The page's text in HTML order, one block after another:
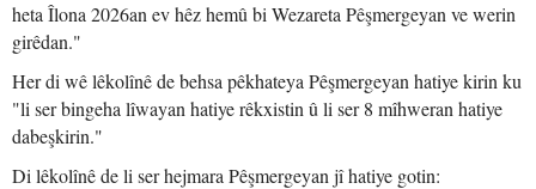
heta Îlona 2026an ev hêz hemû bi Wezareta Pêşmergeyan ve werin
girêdan."
Her di wê lêkolînê de behsa pêkhateya Pêşmergeyan hatiye kirin ku
"li ser bingeha lîwayan hatiye rêkxistin û li ser 8 mîhweran hatiye
dabeşkirin."
Di lêkolînê de li ser hejmara Pêşmergeyan jî hatiye gotin: